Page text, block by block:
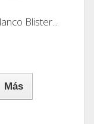
Blister...
Más